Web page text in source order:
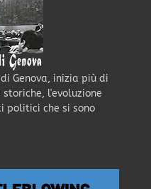
Genova, inizia più di
l'evoluzione
politici che si sono